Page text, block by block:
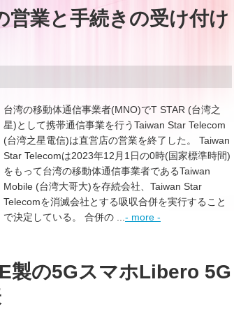
営業と手続きの受け付け
台湾の移動体通信事業者(MNO)でT STAR (台湾之
星)として携帯通信事業を行うTaiwan Star Telecom
(台湾之星電信)は直営店の営業を終了した。 Taiwan
Star Telecomは2023年12月1日の0時(国家標準時間)
をもって台湾の移動体通信事業者であるTaiwan
Mobile (台湾大哥大)を存続会社、Taiwan Star
Telecomを消滅会社とする吸収合併を実行すること
で決定している。 合併の ... - more -
製の5GスマホLibero 5G